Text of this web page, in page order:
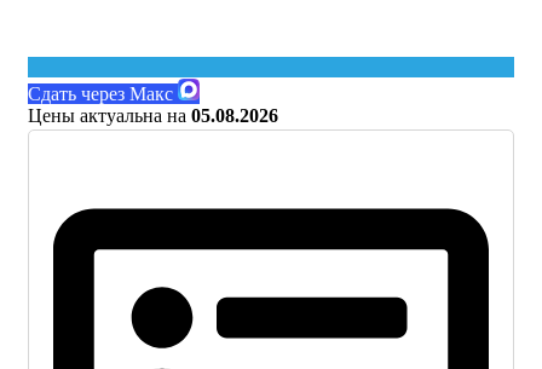
Сдать через Макс
Цены актуальна на 05.08.2026